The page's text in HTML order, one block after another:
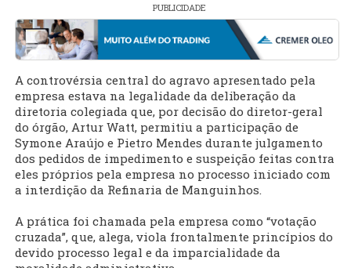
PUBLICIDADE
A controvérsia central do agravo apresentado pela
empresa estava na legalidade da deliberação da
diretoria colegiada que, por decisão do diretor-geral
do órgão, Artur Watt, permitiu a participação de
Symone Araújo e Pietro Mendes durante julgamento
dos pedidos de impedimento e suspeição feitas contra
eles próprios pela empresa no processo iniciado com
a interdição da Refinaria de Manguinhos.
A prática foi chamada pela empresa como “votação
cruzada”, que, alega, viola frontalmente princípios do
devido processo legal e da imparcialidade da